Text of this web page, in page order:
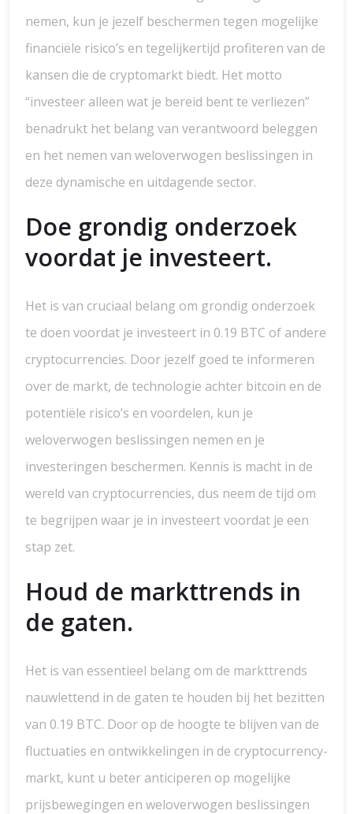
nemen, kun je jezelf beschermen tegen mogelijke
financiële risico’s en tegelijkertijd profiteren van de
kansen die de cryptomarkt biedt. Het motto
“investeer alleen wat je bereid bent te verliezen”
benadrukt het belang van verantwoord beleggen
en het nemen van weloverwogen beslissingen in
deze dynamische en uitdagende sector.
Doe grondig onderzoek
voordat je investeert.
Het is van cruciaal belang om grondig onderzoek
te doen voordat je investeert in 0.19 BTC of andere
cryptocurrencies. Door jezelf goed te informeren
over de markt, de technologie achter bitcoin en de
potentiële risico’s en voordelen, kun je
weloverwogen beslissingen nemen en je
investeringen beschermen. Kennis is macht in de
wereld van cryptocurrencies, dus neem de tijd om
te begrijpen waar je in investeert voordat je een
stap zet.
Houd de markttrends in
de gaten.
Het is van essentieel belang om de markttrends
nauwlettend in de gaten te houden bij het bezitten
van 0.19 BTC. Door op de hoogte te blijven van de
fluctuaties en ontwikkelingen in de cryptocurrency-
markt, kunt u beter anticiperen op mogelijke
prijsbewegingen en weloverwogen beslissingen